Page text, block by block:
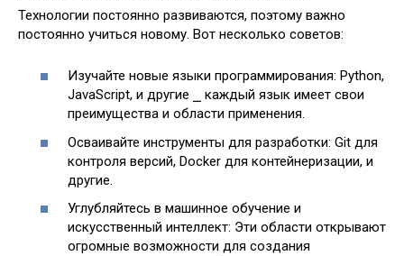
Технологии постоянно развиваются, поэтому важно
постоянно учиться новому. Вот несколько советов:
Изучайте новые языки программирования: Python,
JavaScript, и другие ⎯ каждый язык имеет свои
преимущества и области применения.
Осваивайте инструменты для разработки: Git для
контроля версий, Docker для контейнеризации, и
другие.
Углубляйтесь в машинное обучение и
искусственный интеллект: Эти области открывают
огромные возможности для создания